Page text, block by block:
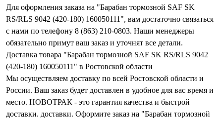
Для оформления заказа на "Барабан тормозной SAF SK
RS/RLS 9042 (420-180) 160050111", вам достаточно связаться
с нами по телефону 8 (863) 210-0803. Наши менеджеры
обязательно примут ваш заказ и уточнят все детали.
Доставка товара "Барабан тормозной SAF SK RS/RLS 9042
(420-180) 160050111" в Ростовской области
Мы осуществляем доставку по всей Ростовской области и
России. Ваш заказ будет доставлен в удобное для вас время и
место. НОВОТРАК - это гарантия качества и быстрой
доставки. доставки. Оформите заказ на "Барабан тормозной